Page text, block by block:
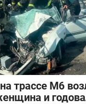
трассе М6
и